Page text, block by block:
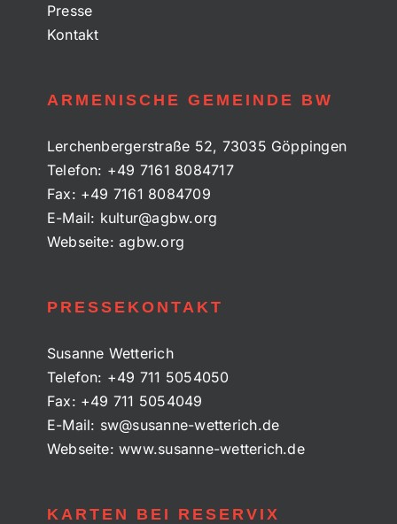
Presse
Kontakt
ARMENISCHE GEMEINDE BW
Lerchenbergerstraße 52, 73035 Göppingen
Telefon: +49 7161 8084717
Fax: +49 7161 8084709
E-Mail: kultur@agbw.org
Webseite:agbw.org
PRESSEKONTAKT
Susanne Wetterich
Telefon: +49 711 5054050
Fax: +49 711 5054049
E-Mail: sw@susanne-wetterich.de
Webseite:www.susanne-wetterich.de
KARTEN BEI RESERVIX